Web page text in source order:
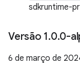
sdkruntime-
Versão 1.0.0-
6 de março de